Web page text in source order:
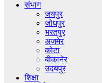
संभाग
जयपुर
जोधपुर
भरतपुर
अजमेर
कोटा
बीकानेर
उदयपुर
शिक्षा